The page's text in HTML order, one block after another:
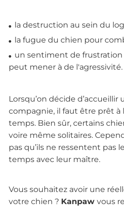
la destruction au sein du
la fugue du chien pour
un sentiment de frustration
peut mener à de l'agressivité.
Lorsqu’on décide d’accueillir
compagnie, il faut être prêt à
temps. Bien sûr, certains
voire même solitaires.
pas qu’ils ne ressentent pas
temps avec leur maître.
Vous souhaitez avoir une
votre chien ? Kanpaw vous